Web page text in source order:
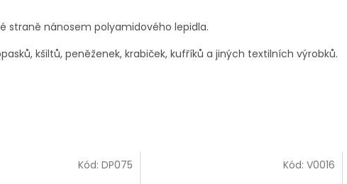
straně nánosem polyamidového lepidla.
kšiltů, peněženek, krabiček, kufříků a jiných textilních výrobků.
Kód: DP075 Kód: V0016